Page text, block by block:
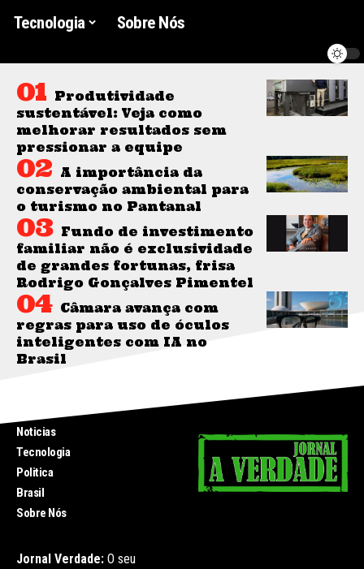
Tecnologia
Sobre Nós
Produtividade
sustentável: Veja como
melhorar resultados sem
pressionar a equipe
A importância da
conservação ambiental para
o turismo no Pantanal
Fundo de investimento
familiar não é exclusividade
de grandes fortunas, frisa
Rodrigo Gonçalves Pimentel
Câmara avança com
regras para uso de óculos
inteligentes com IA no
Brasil
Noticias
Tecnologia
Politica
Brasil
Sobre Nós
Jornal Verdade: O seu